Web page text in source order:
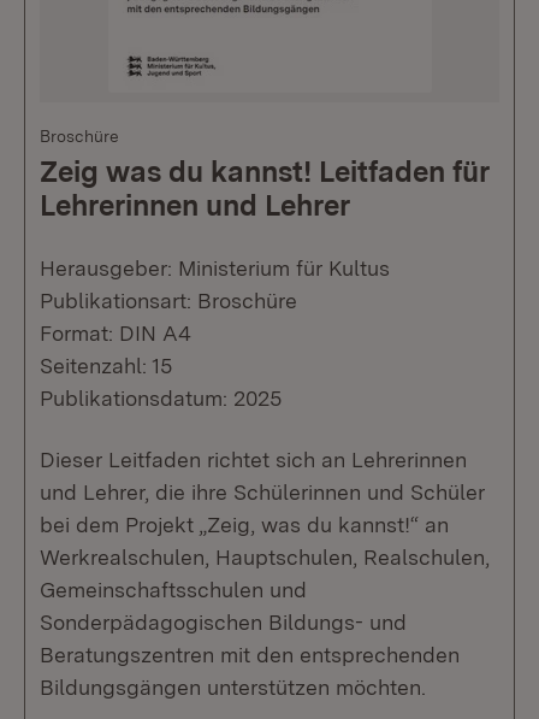
Broschüre
Zeig was du kannst! Leitfaden für
Lehrerinnen und Lehrer
Herausgeber: Ministerium für Kultus
Publikationsart: Broschüre
Format: DIN A4
Seitenzahl: 15
Publikationsdatum: 2025
Dieser Leitfaden richtet sich an Lehrerinnen
und Lehrer, die ihre Schülerinnen und Schüler
bei dem Projekt „Zeig, was du kannst!“ an
Werkrealschulen, Hauptschulen, Realschulen,
Gemeinschaftsschulen und
Sonderpädagogischen Bildungs- und
Beratungszentren mit den entsprechenden
Bildungsgängen unterstützen möchten.